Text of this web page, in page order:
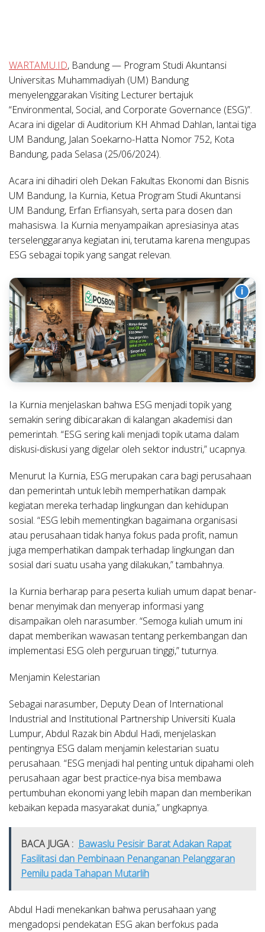
WARTAMU.ID, Bandung — Program Studi Akuntansi
Universitas Muhammadiyah (UM) Bandung
menyelenggarakan Visiting Lecturer bertajuk
“Environmental, Social, and Corporate Governance (ESG)”.
Acara ini digelar di Auditorium KH Ahmad Dahlan, lantai tiga
UM Bandung, Jalan Soekarno-Hatta Nomor 752, Kota
Bandung, pada Selasa (25/06/2024).
Acara ini dihadiri oleh Dekan Fakultas Ekonomi dan Bisnis
UM Bandung, Ia Kurnia, Ketua Program Studi Akuntansi
UM Bandung, Erfan Erfiansyah, serta para dosen dan
mahasiswa. Ia Kurnia menyampaikan apresiasinya atas
terselenggaranya kegiatan ini, terutama karena mengupas
ESG sebagai topik yang sangat relevan.
i
Ia Kurnia menjelaskan bahwa ESG menjadi topik yang
semakin sering dibicarakan di kalangan akademisi dan
pemerintah. “ESG sering kali menjadi topik utama dalam
diskusi-diskusi yang digelar oleh sektor industri,” ucapnya.
Menurut Ia Kurnia, ESG merupakan cara bagi perusahaan
dan pemerintah untuk lebih memperhatikan dampak
kegiatan mereka terhadap lingkungan dan kehidupan
sosial. “ESG lebih mementingkan bagaimana organisasi
atau perusahaan tidak hanya fokus pada profit, namun
juga memperhatikan dampak terhadap lingkungan dan
sosial dari suatu usaha yang dilakukan,” tambahnya.
Ia Kurnia berharap para peserta kuliah umum dapat benar-
benar menyimak dan menyerap informasi yang
disampaikan oleh narasumber. “Semoga kuliah umum ini
dapat memberikan wawasan tentang perkembangan dan
implementasi ESG oleh perguruan tinggi,” tuturnya.
Menjamin Kelestarian
Sebagai narasumber, Deputy Dean of International
Industrial and Institutional Partnership Universiti Kuala
Lumpur, Abdul Razak bin Abdul Hadi, menjelaskan
pentingnya ESG dalam menjamin kelestarian suatu
perusahaan. “ESG menjadi hal penting untuk dipahami oleh
perusahaan agar best practice-nya bisa membawa
pertumbuhan ekonomi yang lebih mapan dan memberikan
kebaikan kepada masyarakat dunia,” ungkapnya.
BACA JUGA : Bawaslu Pesisir Barat Adakan Rapat
Fasilitasi dan Pembinaan Penanganan Pelanggaran
Pemilu pada Tahapan Mutarlih
Abdul Hadi menekankan bahwa perusahaan yang
mengadopsi pendekatan ESG akan berfokus pada